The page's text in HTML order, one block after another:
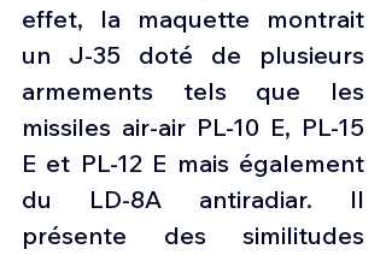
effet, la maquette montrait
un J-35 doté de plusieurs
armements tels que les
missiles air-air PL-10 E, PL-15
E et PL-12 E mais également
du LD-8A antiradiar. Il
présente des similitudes